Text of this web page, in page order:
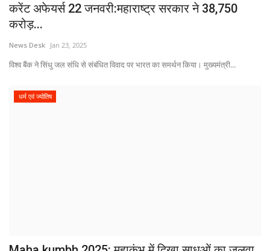
करेंट अफेयर्स 22 जनवरी:महाराष्ट्र सरकार ने 38,750
करोड़...
News Desk Jan 23, 2025
विश्व बैंक ने सिंधु जल संधि से संबंधित विवाद पर भारत का समर्थन किया। मुख्यमंत्री...
धर्म एवं ज्योतिष